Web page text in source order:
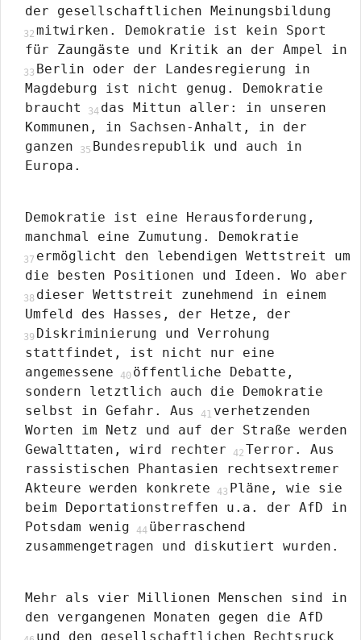
der gesellschaftlichen Meinungsbildung
mitwirken. Demokratie ist kein Sport
für Zaungäste und Kritik an der Ampel in
Berlin oder der Landesregierung in
Magdeburg ist nicht genug. Demokratie
braucht
das Mittun aller: in unseren
Kommunen, in Sachsen-Anhalt, in der
ganzen
Bundesrepublik und auch in
Europa.
Demokratie ist eine Herausforderung,
manchmal eine Zumutung. Demokratie
ermöglicht den lebendigen Wettstreit um
die besten Positionen und Ideen. Wo aber
dieser Wettstreit zunehmend in einem
Umfeld des Hasses, der Hetze, der
Diskriminierung und Verrohung
stattfindet, ist nicht nur eine
angemessene
öffentliche Debatte,
sondern letztlich auch die Demokratie
selbst in Gefahr. Aus
verhetzenden
Worten im Netz und auf der Straße werden
Gewalttaten, wird rechter
Terror. Aus
rassistischen Phantasien rechtsextremer
Akteure werden konkrete
Pläne, wie sie
beim Deportationstreffen u.a. der AfD in
Potsdam wenig
überraschend
zusammengetragen und diskutiert wurden.
Mehr als vier Millionen Menschen sind in
den vergangenen Monaten gegen die AfD
und den gesellschaftlichen Rechtsruck